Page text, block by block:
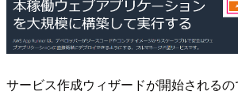
サービス作成ウィザードが開始される